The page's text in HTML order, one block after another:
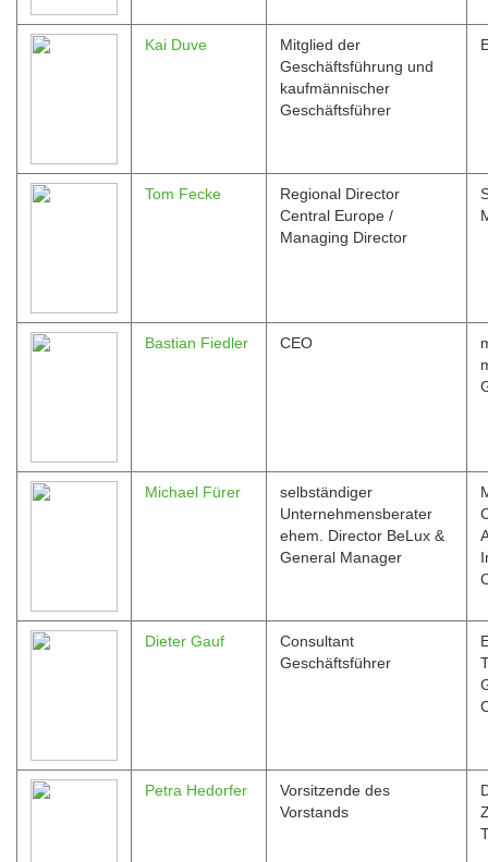
Kai Duve
Mitglied der
Geschäftsführung und
kaufmännischer
Geschäftsführer
Tom Fecke
Regional Director
Central Europe /
Managing Director
Bastian Fiedler CEO
Michael Fürer
selbständiger
Unternehmensberater
ehem. Director BeLux &
General Manager
Dieter Gauf
Consultant
Geschäftsführer
Petra Hedorfer
Vorsitzende des
Vorstands